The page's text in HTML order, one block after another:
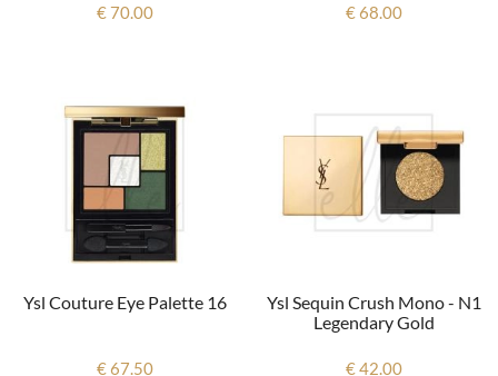
€ 70.00 € 68.00
Ysl Couture Eye Palette 16
€ 67.50
Ysl Sequin Crush Mono - N1
Legendary Gold
€ 42.00